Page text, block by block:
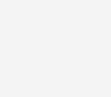
sein müssen, Quereinsteiger
im Bereich der
es aber auf fast alle Fachbereiche
der Qualifikation oder
Die Profile, die wir suchen, sind
nicht so ohne Weiteres am